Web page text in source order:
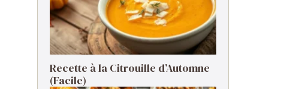
Recette à la Citrouille d’Automne
(Facile)